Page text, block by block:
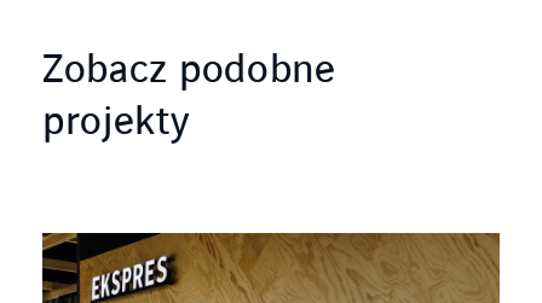
Zobacz podobne
projekty